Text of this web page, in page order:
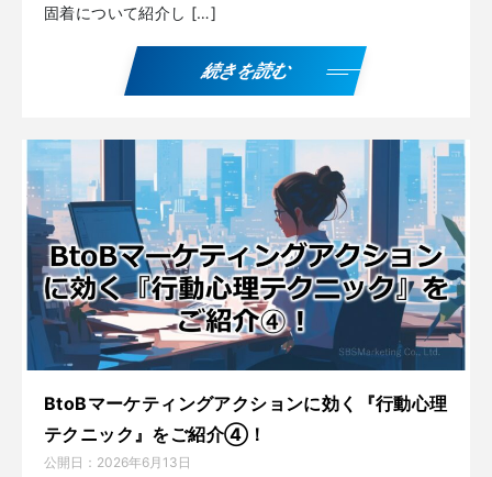
固着について紹介し […]
続きを読む
BtoBマーケティングアクションに効く『行動心理
テクニック』をご紹介④！
公開日： 2026年6月13日